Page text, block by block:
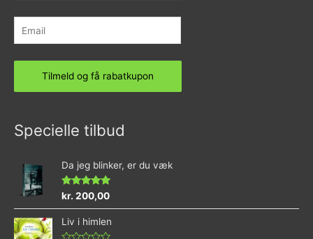
Specielle tilbud
Da jeg blinker, er du væk
Vurderet
ud af 5
kr. 200,00
Liv i himlen